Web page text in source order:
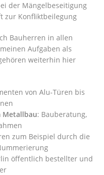
der Mängelbeseitigung
zur Konfliktbeilegung
Bauherren in allen
Aufgaben als
weiterhin hier
von Alu-Türen bis
Metallbau: Bauberatung,
zum Beispiel durch die
öffentlich bestellter und